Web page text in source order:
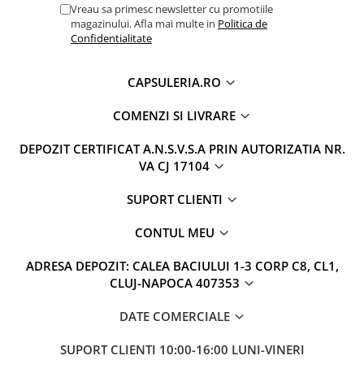
Vreau sa primesc newsletter cu promotiile
magazinului. Afla mai multe in Politica de
Confidentialitate
CAPSULERIA.RO
COMENZI SI LIVRARE
DEPOZIT CERTIFICAT A.N.S.V.S.A PRIN AUTORIZATIA NR.
VA CJ 17104
SUPORT CLIENTI
CONTUL MEU
ADRESA DEPOZIT: CALEA BACIULUI 1-3 CORP C8, CL1,
CLUJ-NAPOCA 407353
DATE COMERCIALE
SUPORT CLIENTI 10:00-16:00 LUNI-VINERI